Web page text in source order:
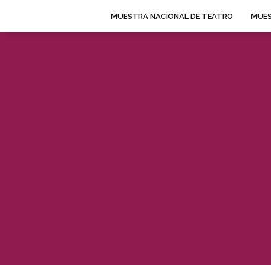
MUESTRA NACIONAL DE TEATRO